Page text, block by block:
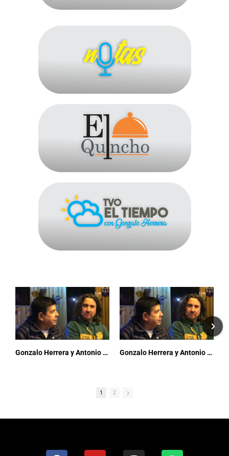
Gonzalo Herrera y Antonio Araya - El Quincho T1 E10 - Tvo Tiltil Gonzalo Herrera y Antonio Araya - El Quincho T1 E10 - Tvo Tiltil
1 2